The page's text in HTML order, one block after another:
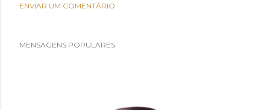
ENVIAR UM COMENTÁRIO
MENSAGENS POPULARES